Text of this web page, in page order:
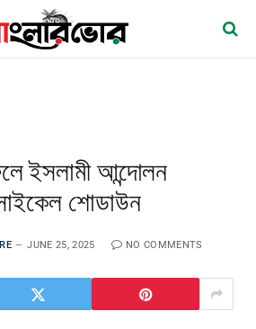
ইসলামী আন্দোলন
শোডাউন
JUNE 25, 2025 NO COMMENTS